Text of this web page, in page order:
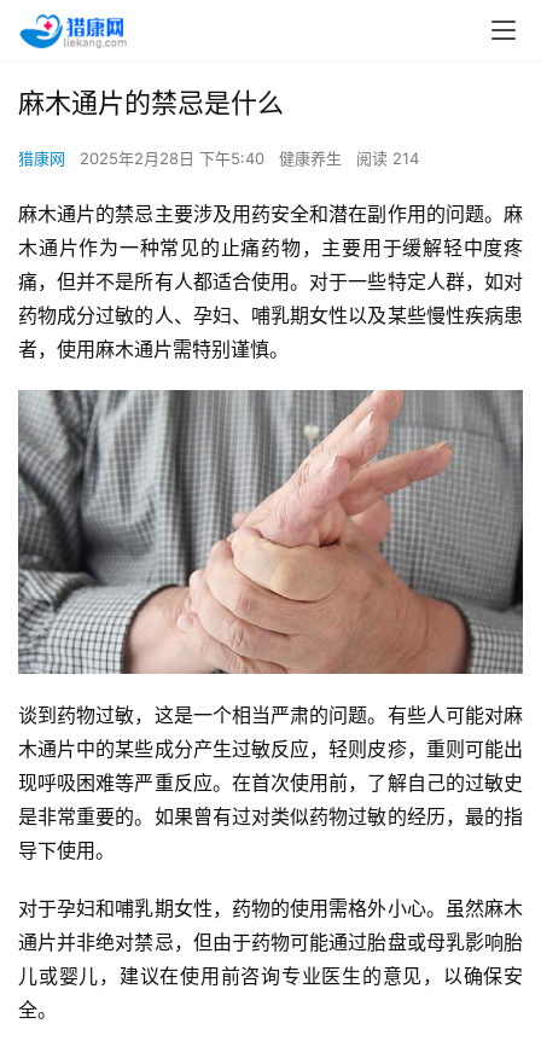
麻木通片的禁忌是什么
猎康网 2025年2月28日 下午5:40 健康养生 阅读 214
麻木通片的禁忌主要涉及用药安全和潜在副作用的问题。麻
木通片作为一种常见的止痛药物，主要用于缓解轻中度疼
痛，但并不是所有人都适合使用。对于一些特定人群，如对
药物成分过敏的人、孕妇、哺乳期女性以及某些慢性疾病患
者，使用麻木通片需特别谨慎。
谈到药物过敏，这是一个相当严肃的问题。有些人可能对麻
木通片中的某些成分产生过敏反应，轻则皮疹，重则可能出
现呼吸困难等严重反应。在首次使用前，了解自己的过敏史
是非常重要的。如果曾有过对类似药物过敏的经历，最的指
导下使用。
对于孕妇和哺乳期女性，药物的使用需格外小心。虽然麻木
通片并非绝对禁忌，但由于药物可能通过胎盘或母乳影响胎
儿或婴儿，建议在使用前咨询专业医生的意见，以确保安
全。